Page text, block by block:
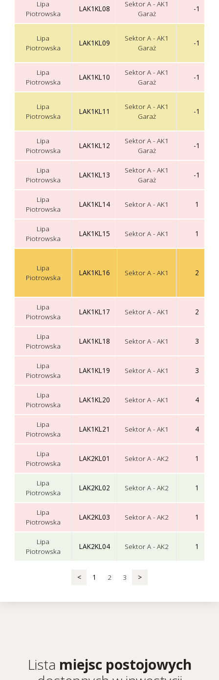
Lipa
Piotrowska
LAK1KL08
Sektor A - AK1
Garaż
-1
Lipa
Piotrowska
LAK1KL09
Sektor A - AK1
Garaż
-1
Lipa
Piotrowska
LAK1KL10
Sektor A - AK1
Garaż
-1
Lipa
Piotrowska
LAK1KL11
Sektor A - AK1
Garaż
-1
Lipa
Piotrowska
LAK1KL12
Sektor A - AK1
Garaż
-1
Lipa
Piotrowska
LAK1KL13
Sektor A - AK1
Garaż
-1
Lipa
Piotrowska
LAK1KL14 Sektor A - AK1 1
Lipa
Piotrowska
LAK1KL15 Sektor A - AK1 1
Lipa
Piotrowska
LAK1KL16 Sektor A - AK1 2
Lipa
Piotrowska
LAK1KL17 Sektor A - AK1 2
Lipa
Piotrowska
LAK1KL18 Sektor A - AK1 3
Lipa
Piotrowska
LAK1KL19 Sektor A - AK1 3
Lipa
Piotrowska
LAK1KL20 Sektor A - AK1 4
Lipa
Piotrowska
LAK1KL21 Sektor A - AK1 4
Lipa
Piotrowska
LAK2KL01 Sektor A - AK2 1
Lipa
Piotrowska
LAK2KL02 Sektor A - AK2 1
Lipa
Piotrowska
LAK2KL03 Sektor A - AK2 1
Lipa
Piotrowska
LAK2KL04 Sektor A - AK2 1
< 1 2 3 >
Lista miejsc postojowych